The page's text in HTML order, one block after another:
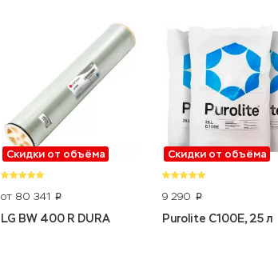
Скидки от объёма
от 80 341 p
LG BW 400 R DURA
Скидки от объёма
9 290 p
Purolite C100E, 25 л